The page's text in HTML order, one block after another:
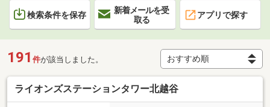
検索条件を保存
新着メールを受
取る
アプリで探す
191 件が該当しました。
ライオンズステーションタワー北越谷